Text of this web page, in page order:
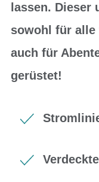
lassen. Dieser
sowohl für alle
auch für
gerüstet!